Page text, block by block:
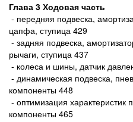
Глава 3 Ходовая часть
- передняя подвеска,
цапфа, ступица 429
- задняя подвеска,
рычаги, ступица 437
- колеса и шины, датчик
- динамическая подвеска,
компоненты 448
- оптимизация характеристик
компоненты 465